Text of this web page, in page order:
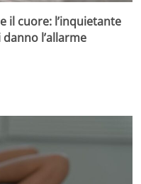
il cuore: l’inquietante
l’allarme